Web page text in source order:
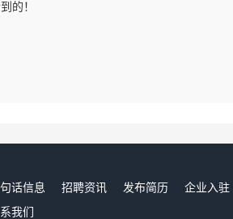
的！
话信息 招聘资讯 发布简历 企业入驻
我们